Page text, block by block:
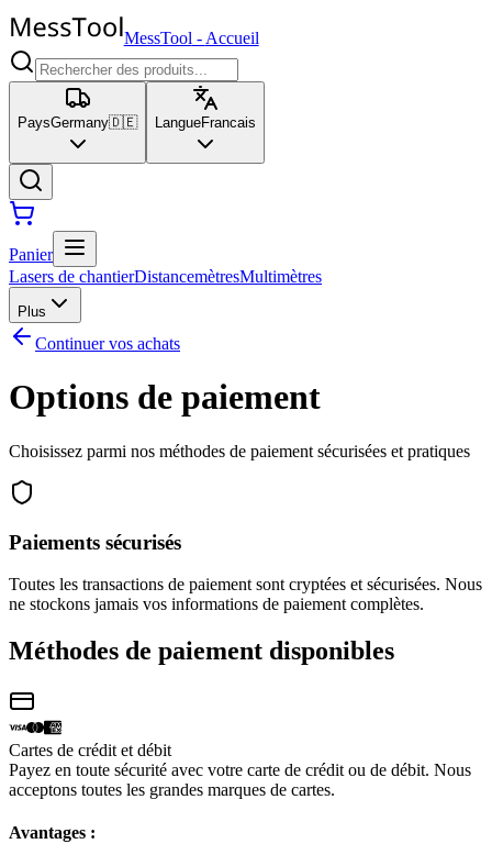
MessTool - Accueil
PaysGermany🇩🇪 LangueFrancais
Panier
Lasers de chantierDistancemètresMultimètres
Plus
Continuer vos achats
Options de paiement
Choisissez parmi nos méthodes de paiement sécurisées et pratiques
Paiements sécurisés
Toutes les transactions de paiement sont cryptées et sécurisées. Nous
ne stockons jamais vos informations de paiement complètes.
Méthodes de paiement disponibles
Cartes de crédit et débit
Payez en toute sécurité avec votre carte de crédit ou de débit. Nous
acceptons toutes les grandes marques de cartes.
Avantages :